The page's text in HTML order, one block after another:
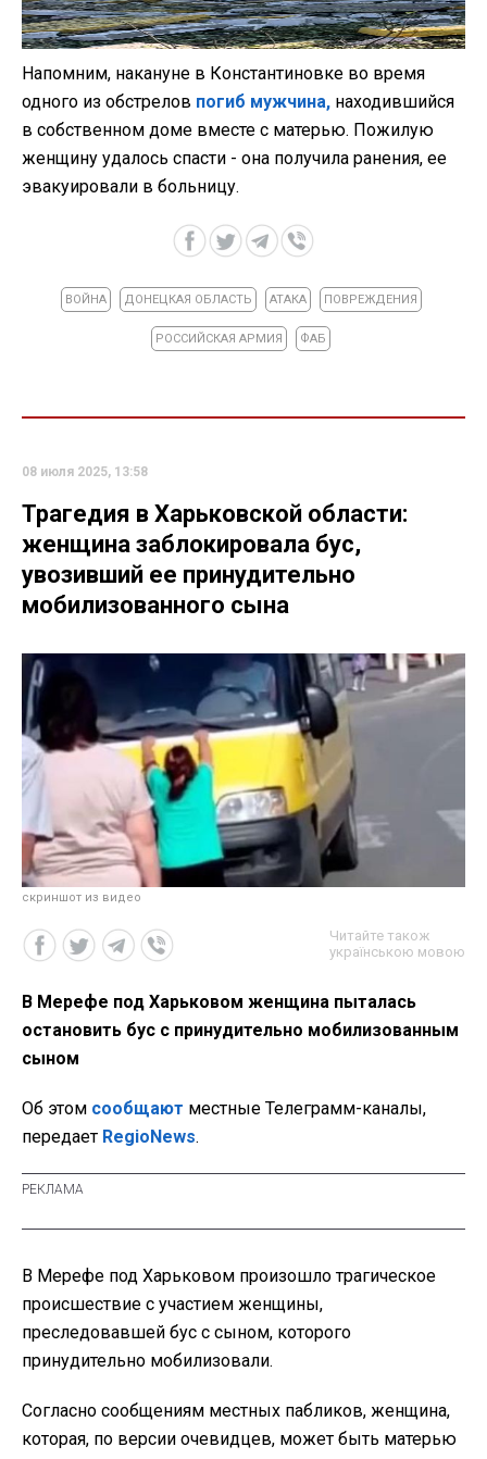
Напомним, накануне в Константиновке во время
одного из обстрелов погиб мужчина, находившийся
в собственном доме вместе с матерью. Пожилую
женщину удалось спасти - она получила ранения, ее
эвакуировали в больницу.
ВОЙНА ДОНЕЦКАЯ ОБЛАСТЬ АТАКА ПОВРЕЖДЕНИЯ
РОССИЙСКАЯ АРМИЯ ФАБ
08 июля 2025, 13:58
Трагедия в Харьковской области:
женщина заблокировала бус,
увозивший ее принудительно
мобилизованного сына
скриншот из видео
Читайте також
українською мовою
В Мерефе под Харьковом женщина пыталась
остановить бус с принудительно мобилизованным
сыном
Об этом сообщают местные Телеграмм-каналы,
передает RegioNews.
В Мерефе под Харьковом произошло трагическое
происшествие с участием женщины,
преследовавшей бус с сыном, которого
принудительно мобилизовали.
Согласно сообщениям местных пабликов, женщина,
которая, по версии очевидцев, может быть матерью